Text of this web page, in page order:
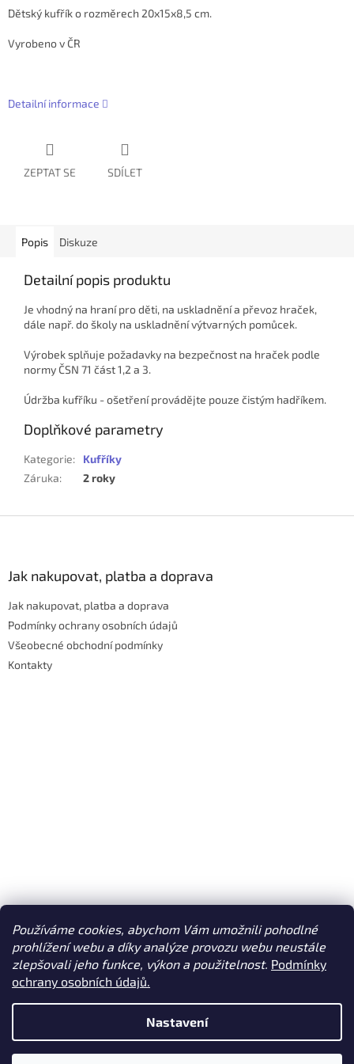
Používáme cookies, abychom Vám umožnili pohodlné
prohlížení webu a díky analýze provozu webu neustále
zlepšovali jeho funkce, výkon a použitelnost. Podmínky
ochrany osobních údajů.
Nastavení
Dětský kufřík o rozměrech 20x15x8,5 cm.
Vyrobeno v ČR
Detailní informace
ZEPTAT SE SDÍLET
Popis Diskuze
Detailní popis produktu
Je vhodný na hraní pro děti, na uskladnění a převoz hraček,
dále např. do školy na uskladnění výtvarných pomůcek.
Výrobek splňuje požadavky na bezpečnost na hraček podle
normy ČSN 71 část 1,2 a 3.
Údržba kufříku - ošetření provádějte pouze čistým hadříkem.
Doplňkové parametry
Kategorie:
Kufříky
Záruka: 2 roky
Jak nakupovat, platba a doprava
Jak nakupovat, platba a doprava
Podmínky ochrany osobních údajů
Všeobecné obchodní podmínky
Kontakty
Jak nakupovat, platba a doprava
Vytvořil Shoptet